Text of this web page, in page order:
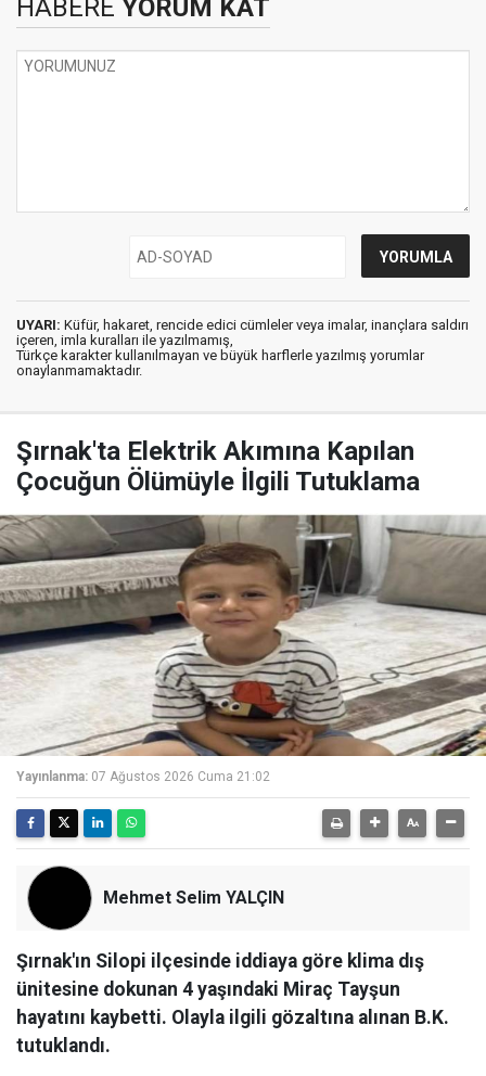
HABERE YORUM KAT
UYARI: Küfür, hakaret, rencide edici cümleler veya imalar, inançlara saldırı
içeren, imla kuralları ile yazılmamış,
Türkçe karakter kullanılmayan ve büyük harflerle yazılmış yorumlar
onaylanmamaktadır.
Şırnak'ta Elektrik Akımına Kapılan
Çocuğun Ölümüyle İlgili Tutuklama
Yayınlanma: 07 Ağustos 2026 Cuma 21:02
Mehmet Selim YALÇIN
Şırnak'ın Silopi ilçesinde iddiaya göre klima dış
ünitesine dokunan 4 yaşındaki Miraç Tayşun
hayatını kaybetti. Olayla ilgili gözaltına alınan B.K.
tutuklandı.